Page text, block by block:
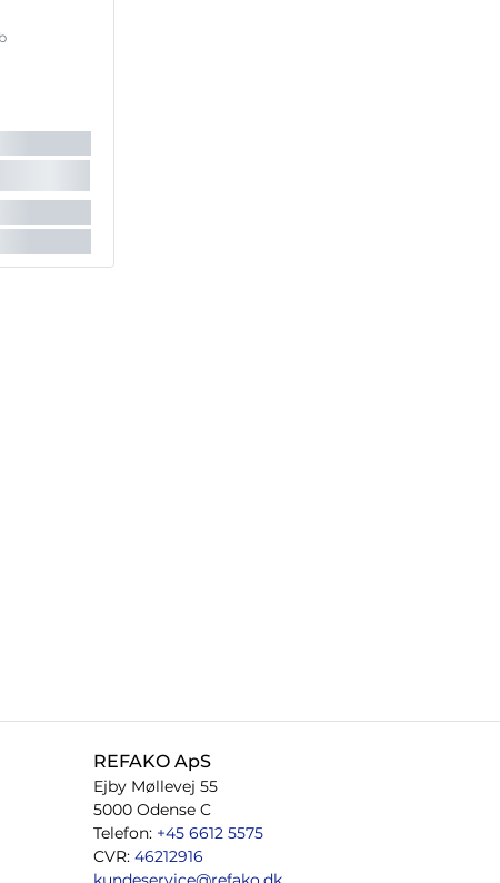
REFAKO ApS
Ejby Møllevej 55
5000 Odense C
Telefon: +45 6612 5575
CVR: 46212916